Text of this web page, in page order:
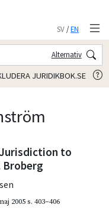
SV/EN
Alternativ
JURIDIKBOK.SE
to
Broberg
2005s. 403–406